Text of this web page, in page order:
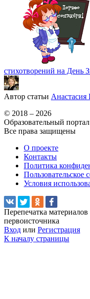
стихотворений на День
Автор статьи
© 2018 – 2026
Образовательный
Все права защищены
О проекте
Контакты
Политика
Пользовательское
Условия
Перепечатка
первоисточника
Вход или Регистрация
К началу страницы